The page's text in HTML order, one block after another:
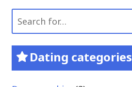
Search
Dating categories